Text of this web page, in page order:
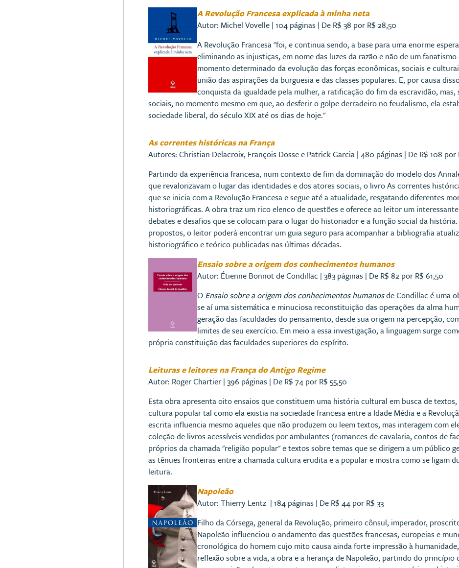
A Revolução Francesa explicada à minha neta
Autor: Michel Vovelle | 104 páginas | De R$ 38 por R$ 28,50
A Revolução Francesa "foi, e continua sendo, a base para uma enorme
eliminando as injustiças, em nome das luzes da razão e não de um
momento determinado da evolução das forças econômicas, sociais e
união das aspirações da burguesia e das classes populares. E, por causa
conquista da igualdade pela mulher, a ratificação do fim da escravidão,
sociais, no momento mesmo em que, ao desferir o golpe derradeiro no feudalismo, ela
sociedade liberal, do século XIX até os dias de hoje."
As correntes históricas na França
Autores: Christian Delacroix, François Dosse e Patrick Garcia | 480 páginas | De R$ 108 por
Partindo da experiência francesa, num contexto de fim da dominação do modelo dos
que revalorizavam o lugar das identidades e dos atores sociais, o livro As correntes
que se inicia com a Revolução Francesa e segue até a atualidade, resgatando diferentes
historiográficas. A obra traz um rico elenco de questões e oferece ao leitor um
debates e desafios que se colocam para o lugar do historiador e a função social da
propostos, o leitor poderá encontrar um guia seguro para acompanhar a bibliografia
historiográfico e teórico publicadas nas últimas décadas.
Ensaio sobre a origem dos conhecimentos humanos
Autor: Étienne Bonnot de Condillac | 383 páginas | De R$ 82 por R$ 61,50
O Ensaio sobre a origem dos conhecimentos humanosde Condillac é uma
se aí uma sistemática e minuciosa reconstituição das operações da alma
geração das faculdades do pensamento, desde sua origem na percepção,
limites de seu exercício. Em meio a essa investigação, a linguagem surge
própria constituição das faculdades superiores do espírito.
Leituras e leitores na França do Antigo Regime
Autor: Roger Chartier | 396 páginas | De R$ 74 por R$ 55,50
Esta obra apresenta oito ensaios que constituem uma história cultural em busca de
cultura popular tal como ela existia na sociedade francesa entre a Idade Média e a
escrita influencia mesmo aqueles que não produzem ou leem textos, mas interagem com
coleção de livros acessíveis vendidos por ambulantes (romances de cavalaria, contos de
próprios da chamada "religião popular" e textos sobre temas que se dirigem a um público
as tênues fronteiras entre a chamada cultura erudita e a popular e mostra como se ligam
leitura.
Napoleão
Autor: Thierry Lentz | 184 páginas | De R$ 44 por R$ 33
Filho da Córsega, general da Revolução, primeiro cônsul, imperador,
Napoleão influenciou o andamento das questões francesas, europeias e
cronológica do homem cujo mito causa ainda forte impressão à
reflexão sobre a vida, a obra e a herança de Napoleão, partindo do